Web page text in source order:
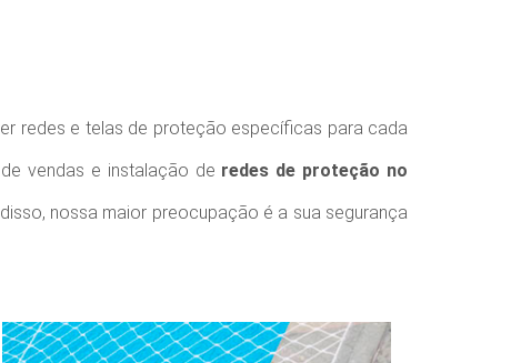
redes e telas de proteção específicas para cada
vendas e instalação de redes de proteção no
nossa maior preocupação é a sua segurança